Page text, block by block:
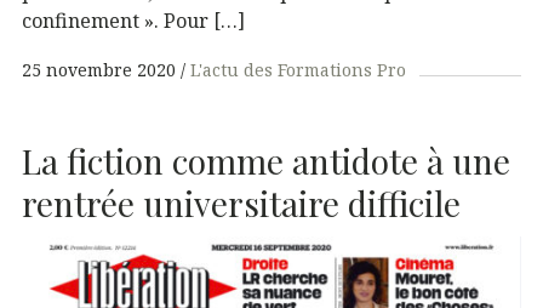
confinement ». Pour […]
25 novembre 2020 L'actu des Formations Pro
La fiction comme antidote à une
rentrée universitaire difficile